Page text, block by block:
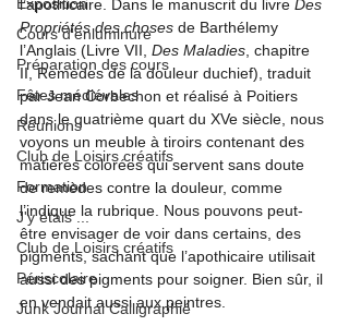
Cours d'enluminure
Préparation des cours
Fêtes médiévales
Réunions
Club de Loisirs créatifs
Formation
J'y étais ...
Club de Loisirs créatifs
Périscolaire
Junk Journal Calligraphié
l’apothicaire. Dans le manuscrit du livre Des
Propriétés des choses de Barthélemy
l’Anglais (Livre VII, Des Maladies , chapitre
II, Remèdes de la douleur duchief), traduit
par Jean Corbechon et réalisé à Poitiers
dans le quatrième quart du XVe siècle, nous
voyons un meuble à tiroirs contenant des
matières colorées qui servent sans doute
de remèdes contre la douleur, comme
l’indique la rubrique. Nous pouvons peut-
être envisager de voir dans certains, des
pigments, sachant que l’apothicaire utilisait
aussi des pigments pour soigner. Bien sûr, il
en vendait aussi aux peintres.